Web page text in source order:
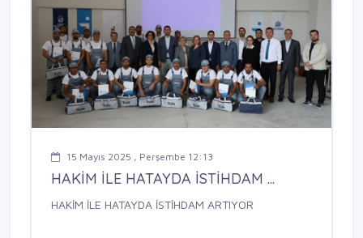
15 Mayıs 2025 , Perşembe 12:13
HAKİM İLE HATAYDA İSTİHDAM ...
HAKİM İLE HATAYDA İSTİHDAM ARTIYOR